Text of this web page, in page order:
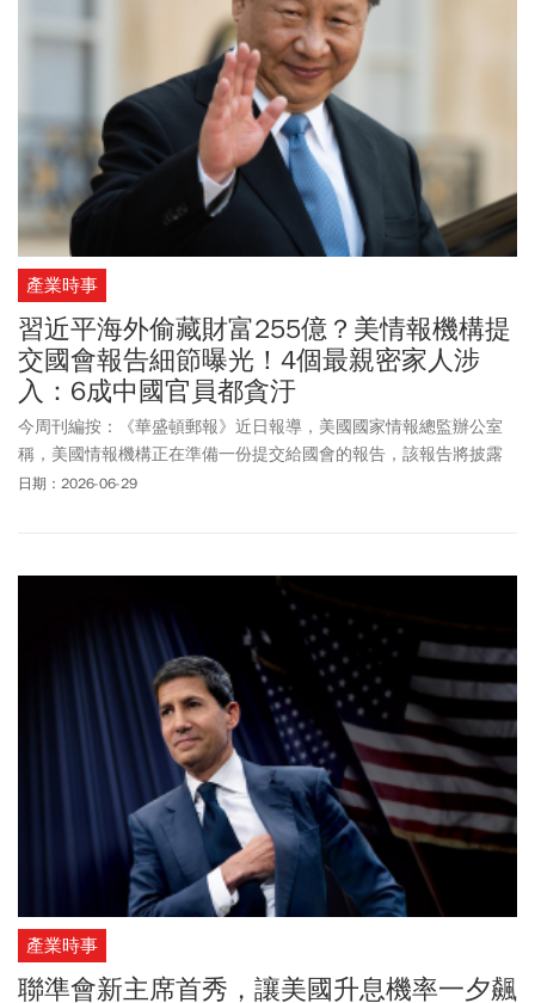
產業時事
習近平海外偷藏財富255億？美情報機構提
交國會報告細節曝光！4個最親密家人涉
入：6成中國官員都貪汙
今周刊編按：《華盛頓郵報》近日報導，美國國家情報總監辦公室
稱，美國情報機構正在準備一份提交給國會的報告，該報告將披露
有關中共領導人包括總書記兼國家主席習近平財富的新細節。將發
業利益。而早在2025年3月的一份報告指出，習近平透過親屬累積超
過10億美元(31.8億元台幣)資產，並指出中國高達65%的官員，透過
賄賂或貪污獲得非官方收入。2024年6月《華盛頓郵報》首次披露一
份國會研究服務報告，稱習近平已積累至少3.76億美元(119億元台
幣)的投資，其中包括間接持有一家稀土礦業公司18%股份、價值超
過3.11億美元(99億元台幣)，以及持有一家科技公司 2020萬美元
(6.44億元台幣)股份。美國國會研究服務處(CRS)報告指出，習近平
隱瞞財富估計為7.072億美元(225億元台幣)，分散在包括其妻子彭麗
媛和女兒習明澤在內的親屬手中。報告還稱，大部分資產由習近平
的姐姐、姐夫及其女兒持有。《華盛頓郵報》指出，即將發布的這
份報告預計將對美國總統川普與習近平建立更緊密聯繫，以及更穩
定的貿易關係的努力造成不利影響。
日期：2026-06-29
產業時事
聯準會新主席首秀，讓美國升息機率一夕飆